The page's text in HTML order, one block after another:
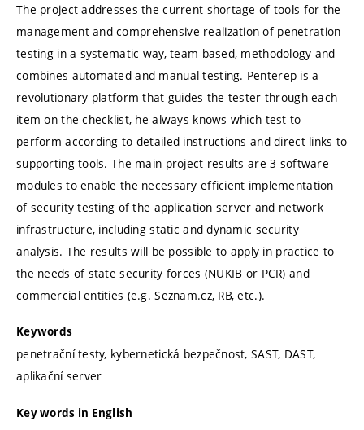
The project addresses the current shortage of tools for the
management and comprehensive realization of penetration
testing in a systematic way, team-based, methodology and
combines automated and manual testing. Penterep is a
revolutionary platform that guides the tester through each
item on the checklist, he always knows which test to
perform according to detailed instructions and direct links to
supporting tools. The main project results are 3 software
modules to enable the necessary efficient implementation
of security testing of the application server and network
infrastructure, including static and dynamic security
analysis. The results will be possible to apply in practice to
the needs of state security forces (NUKIB or PCR) and
commercial entities (e.g. Seznam.cz, RB, etc.).
Keywords
penetrační testy, kybernetická bezpečnost, SAST, DAST,
aplikační server
Key words in English